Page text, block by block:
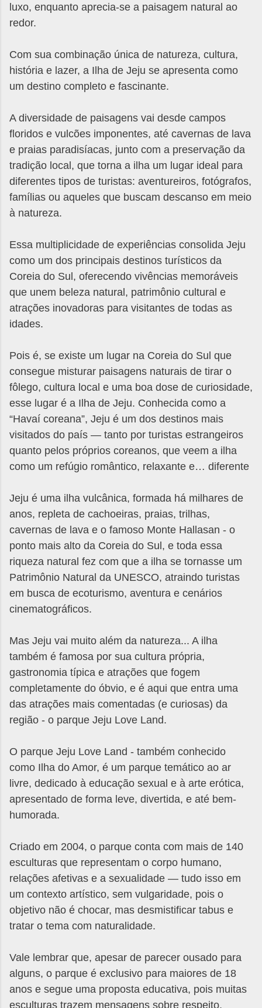
luxo, enquanto aprecia-se a paisagem natural ao
redor.
Com sua combinação única de natureza, cultura,
história e lazer, a Ilha de Jeju se apresenta como
um destino completo e fascinante.
A diversidade de paisagens vai desde campos
floridos e vulcões imponentes, até cavernas de lava
e praias paradisíacas, junto com a preservação da
tradição local, que torna a ilha um lugar ideal para
diferentes tipos de turistas: aventureiros, fotógrafos,
famílias ou aqueles que buscam descanso em meio
à natureza.
Essa multiplicidade de experiências consolida Jeju
como um dos principais destinos turísticos da
Coreia do Sul, oferecendo vivências memoráveis
que unem beleza natural, patrimônio cultural e
atrações inovadoras para visitantes de todas as
idades.
Pois é, se existe um lugar na Coreia do Sul que
consegue misturar paisagens naturais de tirar o
fôlego, cultura local e uma boa dose de curiosidade,
esse lugar é a Ilha de Jeju. Conhecida como a
“Havaí coreana”, Jeju é um dos destinos mais
visitados do país — tanto por turistas estrangeiros
quanto pelos próprios coreanos, que veem a ilha
como um refúgio romântico, relaxante e… diferente
Jeju é uma ilha vulcânica, formada há milhares de
anos, repleta de cachoeiras, praias, trilhas,
cavernas de lava e o famoso Monte Hallasan - o
ponto mais alto da Coreia do Sul, e toda essa
riqueza natural fez com que a ilha se tornasse um
Patrimônio Natural da UNESCO, atraindo turistas
em busca de ecoturismo, aventura e cenários
cinematográficos.
Mas Jeju vai muito além da natureza... A ilha
também é famosa por sua cultura própria,
gastronomia típica e atrações que fogem
completamente do óbvio, e é aqui que entra uma
das atrações mais comentadas (e curiosas) da
região - o parque Jeju Love Land.
O parque Jeju Love Land - também conhecido
como Ilha do Amor, é um parque temático ao ar
livre, dedicado à educação sexual e à arte erótica,
apresentado de forma leve, divertida, e até bem-
humorada.
Criado em 2004, o parque conta com mais de 140
esculturas que representam o corpo humano,
relações afetivas e a sexualidade — tudo isso em
um contexto artístico, sem vulgaridade, pois o
objetivo não é chocar, mas desmistificar tabus e
tratar o tema com naturalidade.
Vale lembrar que, apesar de parecer ousado para
alguns, o parque é exclusivo para maiores de 18
anos e segue uma proposta educativa, pois muitas
esculturas trazem mensagens sobre respeito,